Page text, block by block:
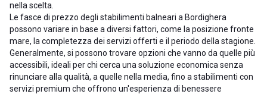
nella scelta.
Le fasce di prezzo degli stabilimenti balneari a Bordighera
possono variare in base a diversi fattori, come la posizione fronte
mare, la completezza dei servizi offerti e il periodo della stagione.
Generalmente, si possono trovare opzioni che vanno da quelle più
accessibili, ideali per chi cerca una soluzione economica senza
rinunciare alla qualità, a quelle nella media, fino a stabilimenti con
servizi premium che offrono un'esperienza di benessere